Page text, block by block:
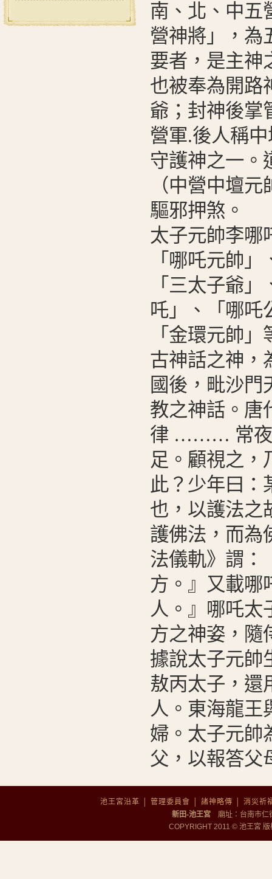
南、北、中五
營神將」，為
要者，是主神
也被奉為開路
爺；封神後掌
營軍.後人稱
守護神之一。
（中營中壇
驅邪押煞。
太子元帥李哪
「哪吒元帥
「三太子爺
吒」、「哪吒
「金環元帥
古神話之神，
國後，毗沙門
教之神話。唐
律 ……… 常夜
足。顧視之，
此？少年曰：
也，以護法之
護佛法，而為
法儀軌》謂：
方。』又載哪
人。』哪吒太
方之神姿，隨
據說太子元帥
敖丙太子，還
人。東海龍王
婦。太子元帥
父，以報答父
池王宮沿革 管理委員會 諸神略傳
消災祈
新田-池王宮 廟址：台南市仁
COPYRIGHT 2011 © 池王宮